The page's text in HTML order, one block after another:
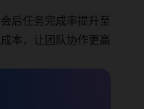
后任务完成率提升至
本，让团队协作更高